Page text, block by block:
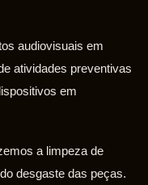
audiovisuais em
atividades preventivas
em
a limpeza de
desgaste das peças.